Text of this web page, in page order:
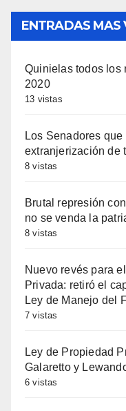
ENTRADAS MAS
Quinielas todos los
2020
13 vistas
Los Senadores
extranjerización de
8 vistas
Brutal represión
no se venda la
8 vistas
Nuevo revés para
Privada: retiró el
Ley de Manejo del
7 vistas
Ley de Propiedad
Galaretto y
6 vistas